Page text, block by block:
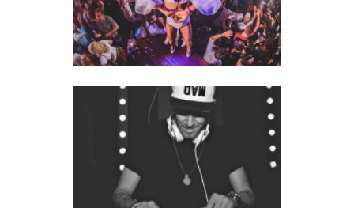
LA « FUCK ME I’M FAMOUS »
D’IBIZA S’APPRÊTE À REVENIR À
PARIS